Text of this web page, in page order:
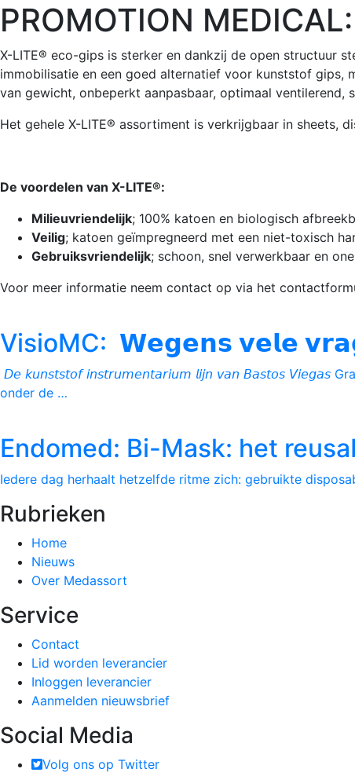
PROMOTION
X-LITE® eco-gips is sterker en dankzij de open structuur
immobilisatie en een goed alternatief voor kunststof gips,
van gewicht, onbeperkt aanpasbaar, optimaal
Het gehele X-LITE® assortiment is verkrijgbaar in sheets,
De voordelen van X-LITE®:
Milieuvriendelijk; 100% katoen en biologisch
Veilig; katoen geïmpregneerd met een niet-toxisch
Gebruiksvriendelijk; schoon, snel verwerkbaar en
Voor meer informatie neem contact op via het
Sidebar
VisioMC: 𝗪𝗲𝗴𝗲𝗻𝘀 𝘃𝗲𝗹𝗲
𝘋𝘦 𝘬𝘶𝘯𝘴𝘵𝘴𝘵𝘰𝘧 𝘪𝘯𝘴𝘵𝘳𝘶𝘮𝘦𝘯𝘵𝘢𝘳𝘪𝘶𝘮 𝘭𝘪𝘫𝘯 𝘷𝘢𝘯 𝘉𝘢𝘴𝘵𝘰𝘴 𝘝𝘪𝘦𝘨𝘢𝘴
onder de …
Endomed: Bi-Mask: het
Iedere dag herhaalt hetzelfde ritme zich: gebruikte
Footer
Rubrieken
Home
Nieuws
Over Medassort
Service
Contact
Lid worden leverancier
Inloggen leverancier
Aanmelden nieuwsbrief
Social Media
Volg ons op Twitter